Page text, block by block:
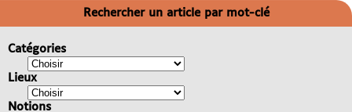
Rechercher un article par mot-clé
Catégories
Lieux
Notions